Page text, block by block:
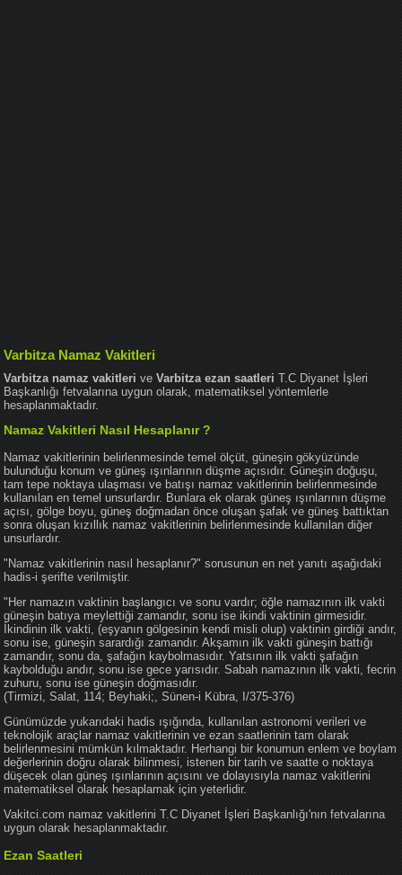
Varbitza Namaz Vakitleri
Varbitza namaz vakitleri veVarbitza ezan saatleri T.C Diyanet İşleri
Başkanlığı fetvalarına uygun olarak, matematiksel yöntemlerle
hesaplanmaktadır.
Namaz Vakitleri Nasıl Hesaplanır ?
Namaz vakitlerinin belirlenmesinde temel ölçüt, güneşin gökyüzünde
bulunduğu konum ve güneş ışınlarının düşme açısıdır. Güneşin doğuşu,
tam tepe noktaya ulaşması ve batışı namaz vakitlerinin belirlenmesinde
kullanılan en temel unsurlardır. Bunlara ek olarak güneş ışınlarının düşme
açısı, gölge boyu, güneş doğmadan önce oluşan şafak ve güneş battıktan
sonra oluşan kızıllık namaz vakitlerinin belirlenmesinde kullanılan diğer
unsurlardır.
"Namaz vakitlerinin nasıl hesaplanır?" sorusunun en net yanıtı aşağıdaki
hadis-i şerifte verilmiştir.
"Her namazın vaktinin başlangıcı ve sonu vardır; öğle namazının ilk vakti
güneşin batıya meylettiği zamandır, sonu ise ikindi vaktinin girmesidir.
İkindinin ilk vakti, (eşyanın gölgesinin kendi misli olup) vaktinin girdiği andır,
sonu ise, güneşin sarardığı zamandır. Akşamın ilk vakti güneşin battığı
zamandır, sonu da, şafağın kaybolmasıdır. Yatsının ilk vakti şafağın
kaybolduğu andır, sonu ise gece yarısıdır. Sabah namazının ilk vakti, fecrin
zuhuru, sonu ise güneşin doğmasıdır.
(Tirmizi, Salat, 114; Beyhaki;, Sünen-i Kübra, I/375-376)
Günümüzde yukarıdaki hadis ışığında, kullanılan astronomi verileri ve
teknolojik araçlar namaz vakitlerinin ve ezan saatlerinin tam olarak
belirlenmesini mümkün kılmaktadır. Herhangi bir konumun enlem ve boylam
değerlerinin doğru olarak bilinmesi, istenen bir tarih ve saatte o noktaya
düşecek olan güneş ışınlarının açısını ve dolayısıyla namaz vakitlerini
matematiksel olarak hesaplamak için yeterlidir.
Vakitci.com namaz vakitlerini T.C Diyanet İşleri Başkanlığı'nın fetvalarına
uygun olarak hesaplanmaktadır.
Ezan Saatleri